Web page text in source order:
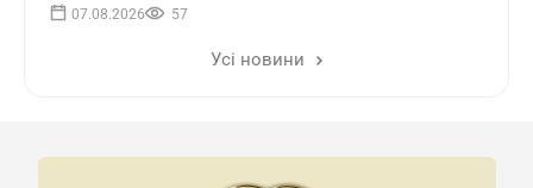
07.08.2026 57
Усі новини